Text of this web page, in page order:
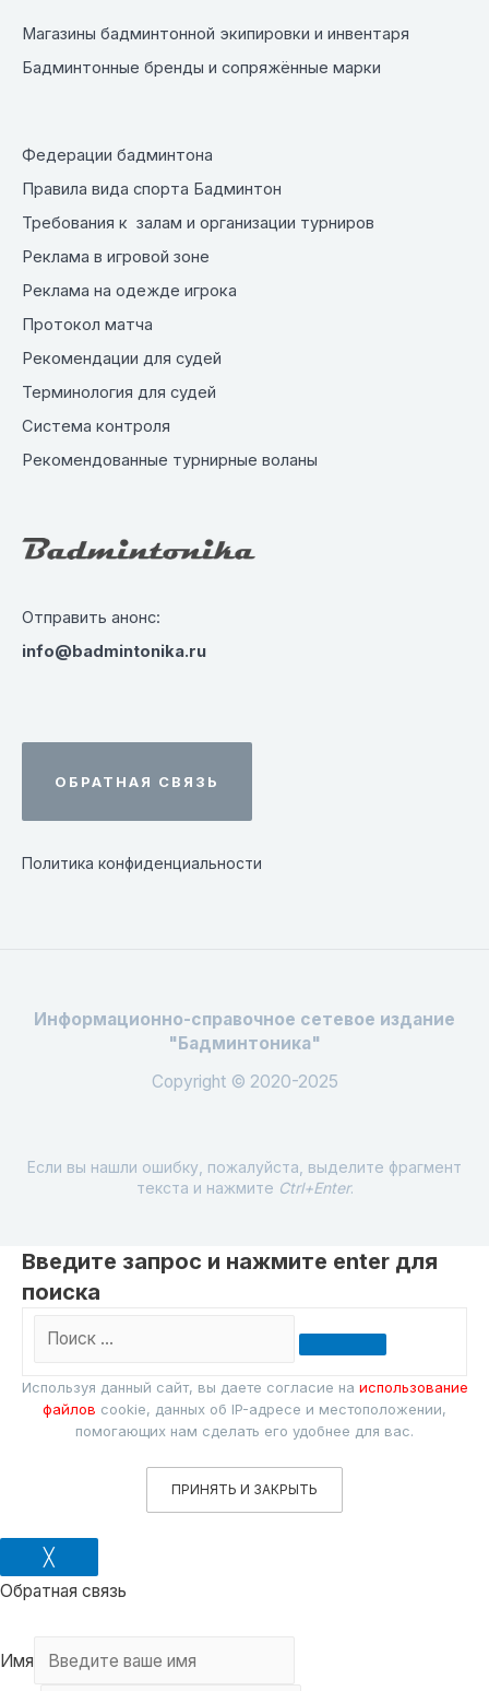
Магазины бадминтонной экипировки и инвентаря
Бадминтонные бренды и сопряжённые марки
Федерации бадминтона
Правила вида спорта Бадминтон
Требования к залам и организации турниров
Реклама в игровой зоне
Реклама на одежде игрока
Протокол матча
Рекомендации для судей
Терминология для судей
Система контроля
Рекомендованные турнирные воланы
Отправить анонс:
info@badmintonika.ru
ОБРАТНАЯ СВЯЗЬ
Политика конфиденциальности
Информационно-справочное сетевое издание
"Бадминтоника"
Copyright © 2020-2025
Если вы нашли ошибку, пожалуйста, выделите фрагмент
текста и нажмите Ctrl+Enter.
Введите запрос и нажмите enter для
поиска
Поиск
Используя данный сайт, вы даете согласие на использование
файлов cookie, данных об IP-адресе и местоположении,
помогающих нам сделать его удобнее для вас.
ПРИНЯТЬ И ЗАКРЫТЬ
╳
Обратная связь
Имя